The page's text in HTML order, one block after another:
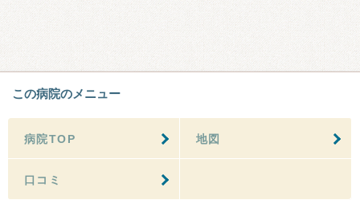
この病院のメニュー
病院TOP 地図
口コミ